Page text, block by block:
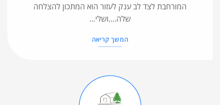
המורחבת לצד לב ענק לעזור הוא המתכון להצלחה
שלה....ושלי...
המשך קריאה